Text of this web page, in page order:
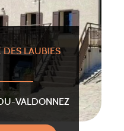
DES LAUBIES
VALDONNEZ